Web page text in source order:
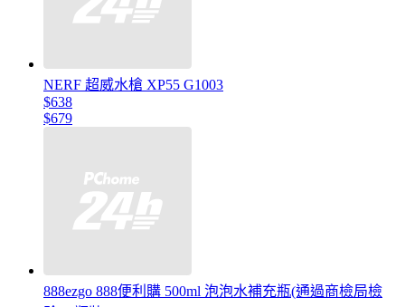
NERF 超威水槍 XP55 G1003
$638
$679
888ezgo 888便利購 500ml 泡泡水補充瓶(通過商檢局檢